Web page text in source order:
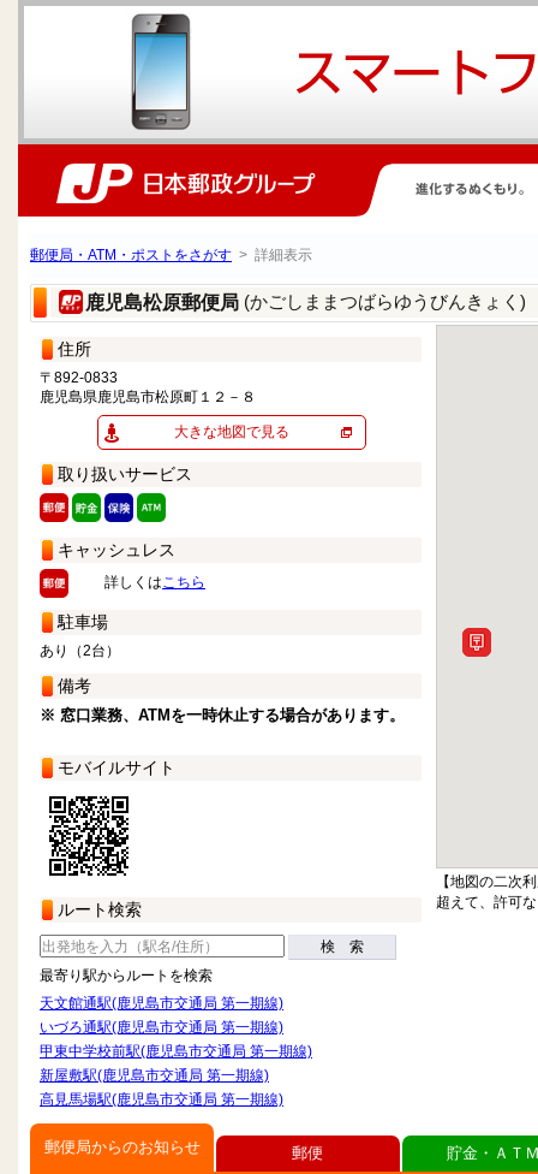
郵便局・ATM・ポストをさがす > 詳細表示
鹿児島松原郵便局 (かごしままつばらゆうびんきょく)
住所
〒892-0833
鹿児島県鹿児島市松原町１２－８
大きな地図で見る
取り扱いサービス
キャッシュレス
詳しくはこちら
駐車場
あり（2台）
備考
※ 窓口業務、ATMを一時休止する場合があります。
モバイルサイト
ルート検索
検 索
最寄り駅からルートを検索
天文館通駅(鹿児島市交通局 第一期線)
いづろ通駅(鹿児島市交通局 第一期線)
甲東中学校前駅(鹿児島市交通局 第一期線)
新屋敷駅(鹿児島市交通局 第一期線)
高見馬場駅(鹿児島市交通局 第一期線)
【地図の二次
超えて、許可
郵便局からのお知らせ 郵便 貯金・ＡＴ